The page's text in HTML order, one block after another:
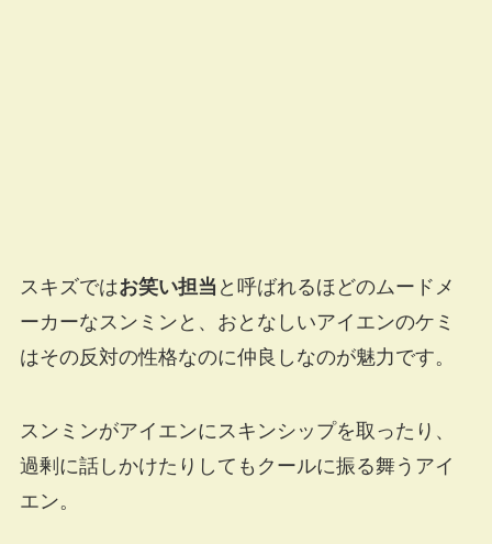
スキズではお笑い担当 と呼ばれるほどのムードメ
ーカーなスンミンと、おとなしいアイエンのケミ
はその反対の性格なのに仲良しなのが魅力です。
スンミンがアイエンにスキンシップを取ったり、
過剰に話しかけたりしてもクールに振る舞うアイ
エン。